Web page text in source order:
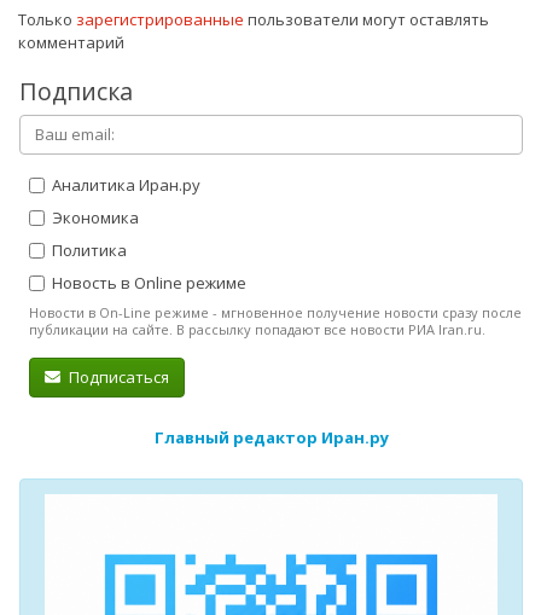
Только зарегистрированные пользователи могут оставлять
комментарий
Подписка
Аналитика Иран.ру
Экономика
Политика
Новость в Online режиме
Новости в On-Line режиме - мгновенное получение новости сразу после
публикации на сайте. В рассылку попадают все новости РИА Iran.ru.
Подписаться
Главный редактор Иран.ру